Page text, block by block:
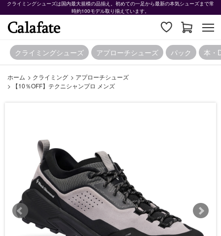
クライミングシューズは国内最大規模の品揃え。初めての一足から最新の本気シューズまで常
時約100モデル取り揃えています。
クライミングシューズ アプローチシューズ パック 本・
ホーム > クライミング > アプローチシューズ
>
【10％OFF】テクニシャンプロ メンズ